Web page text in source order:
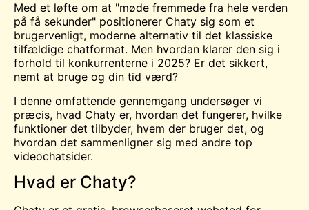
Med et løfte om at "møde fremmede fra hele verden
på få sekunder" positionerer Chaty sig som et
brugervenligt, moderne alternativ til det klassiske
tilfældige chatformat. Men hvordan klarer den sig i
forhold til konkurrenterne i 2025? Er det sikkert,
nemt at bruge og din tid værd?
I denne omfattende gennemgang undersøger vi
præcis, hvad Chaty er, hvordan det fungerer, hvilke
funktioner det tilbyder, hvem der bruger det, og
hvordan det sammenligner sig med andre top
videochatsider.
Hvad er Chaty?